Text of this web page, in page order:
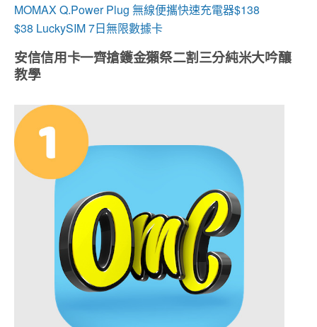
MOMAX Q.Power Plug 無線便攜快速充電器$138
$38 LuckySIM 7日無限數據卡
安信信用卡一齊搶鑊金獺祭二割三分純米大吟釀
教學